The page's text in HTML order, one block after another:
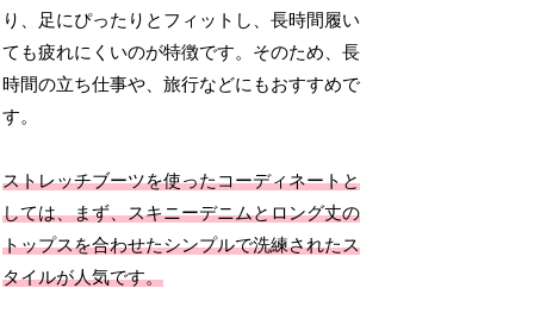
り、足にぴったりとフィットし、長時間履い
ても疲れにくいのが特徴です。そのため、長
時間の立ち仕事や、旅行などにもおすすめで
す。
ストレッチブーツを使ったコーディネートと
しては、まず、スキニーデニムとロング丈の
トップスを合わせたシンプルで洗練されたス
タイルが人気です。